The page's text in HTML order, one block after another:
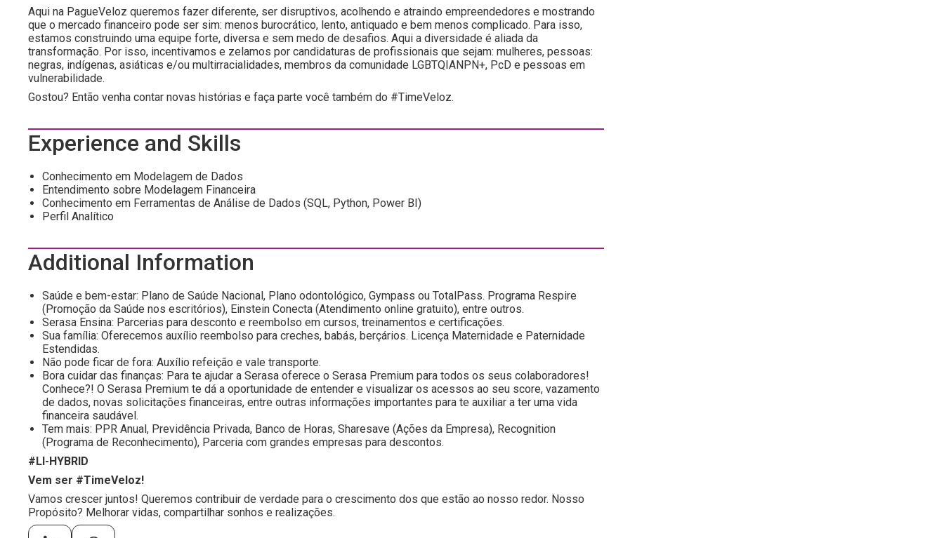
Aqui na PagueVeloz queremos fazer diferente, ser disruptivos, acolhendo e atraindo empreendedores e mostrando
que o mercado financeiro pode ser sim: menos burocrático, lento, antiquado e bem menos complicado. Para isso,
estamos construindo uma equipe forte, diversa e sem medo de desafios. Aqui a diversidade é aliada da
transformação. Por isso, incentivamos e zelamos por candidaturas de profissionais que sejam: mulheres, pessoas:
negras, indígenas, asiáticas e/ou multirracialidades, membros da comunidade LGBTQIANPN+, PcD e pessoas em
vulnerabilidade.
Gostou? Então venha contar novas histórias e faça parte você também do #TimeVeloz.
Experience and Skills
Conhecimento em Modelagem de Dados
Entendimento sobre Modelagem Financeira
Conhecimento em Ferramentas de Análise de Dados (SQL, Python, Power BI)
Perfil Analítico
Additional Information
Saúde e bem-estar: Plano de Saúde Nacional, Plano odontológico, Gympass ou TotalPass. Programa Respire
(Promoção da Saúde nos escritórios), Einstein Conecta (Atendimento online gratuito), entre outros.
Serasa Ensina: Parcerias para desconto e reembolso em cursos, treinamentos e certificações.
Sua família: Oferecemos auxílio reembolso para creches, babás, berçários. Licença Maternidade e Paternidade
Estendidas.
Não pode ficar de fora: Auxílio refeição e vale transporte.
Bora cuidar das finanças: Para te ajudar a Serasa oferece o Serasa Premium para todos os seus colaboradores!
Conhece?! O Serasa Premium te dá a oportunidade de entender e visualizar os acessos ao seu score, vazamento
de dados, novas solicitações financeiras, entre outras informações importantes para te auxiliar a ter uma vida
financeira saudável.
Tem mais: PPR Anual, Previdência Privada, Banco de Horas, Sharesave (Ações da Empresa), Recognition
(Programa de Reconhecimento), Parceria com grandes empresas para descontos.
#LI-HYBRID
Vem ser #TimeVeloz!
Vamos crescer juntos! Queremos contribuir de verdade para o crescimento dos que estão ao nosso redor. Nosso
Propósito? Melhorar vidas, compartilhar sonhos e realizações.